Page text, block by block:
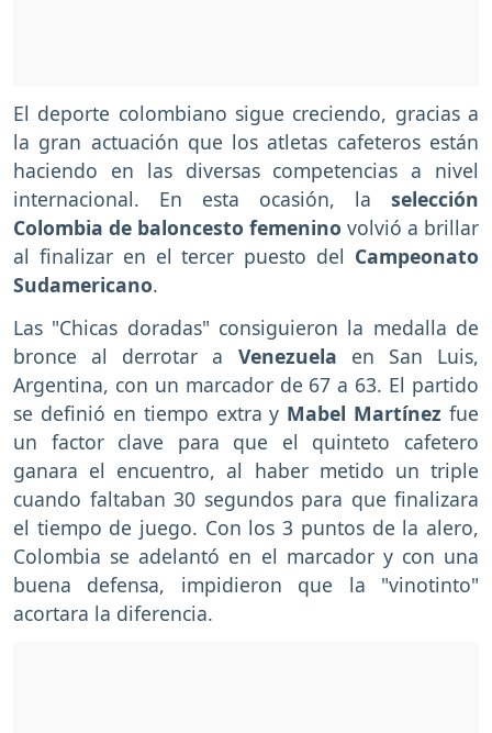
El deporte colombiano sigue creciendo, gracias a
la gran actuación que los atletas cafeteros están
haciendo en las diversas competencias a nivel
internacional. En esta ocasión, la selección
Colombia de baloncesto femenino volvió a brillar
al finalizar en el tercer puesto del Campeonato
Sudamericano.
Las "Chicas doradas" consiguieron la medalla de
bronce al derrotar a Venezuela en San Luis,
Argentina, con un marcador de 67 a 63. El partido
se definió en tiempo extra y Mabel Martínez fue
un factor clave para que el quinteto cafetero
ganara el encuentro, al haber metido un triple
cuando faltaban 30 segundos para que finalizara
el tiempo de juego. Con los 3 puntos de la alero,
Colombia se adelantó en el marcador y con una
buena defensa, impidieron que la "vinotinto"
acortara la diferencia.